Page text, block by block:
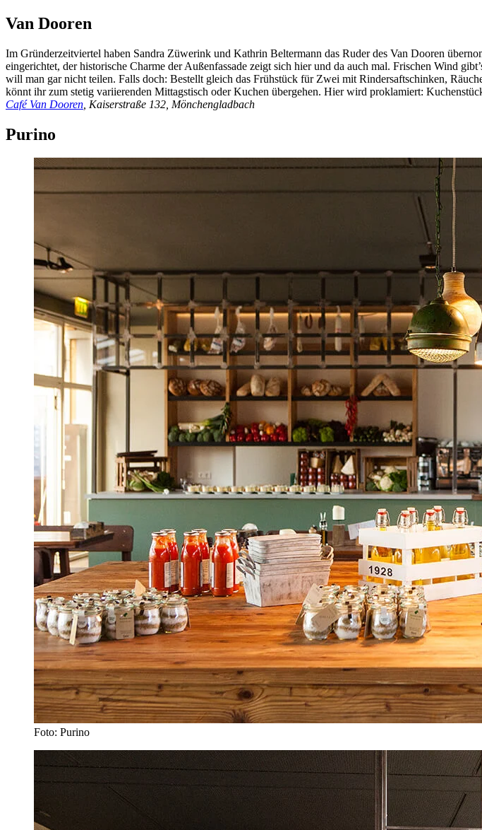
Van Dooren
Im Gründerzeitviertel haben Sandra Züwerink und Kathrin Beltermann das Ruder des Van Dooren
eingerichtet, der historische Charme der Außenfassade zeigt sich hier und da auch mal. Frischen Wind
will man gar nicht teilen. Falls doch: Bestellt gleich das Frühstück für Zwei mit Rindersaftschinken,
könnt ihr zum stetig variierenden Mittagstisch oder Kuchen übergehen. Hier wird proklamiert:
Café Van Dooren , Kaiserstraße 132, Mönchengladbach
Purino
Foto: Purino